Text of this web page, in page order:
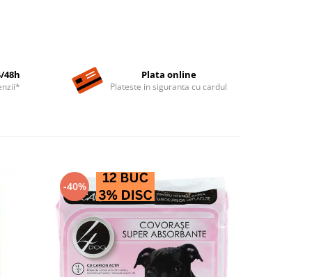
48h Plata online
Plateste in siguranta cu cardul
-40%